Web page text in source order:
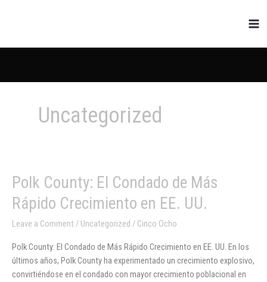
Uncategorized
Polk County: El Condado de Más
Rápido Crecimiento en EE. UU.
Leave a Comment / Uncategorized / Cinco Ocho
Polk County: El Condado de Más Rápido Crecimiento en EE. UU. En los
últimos años, Polk County ha experimentado un crecimiento explosivo,
convirtiéndose en el condado con mayor crecimiento poblacional en
Polk
El
Condado
Más
Rápido
Crecimiento